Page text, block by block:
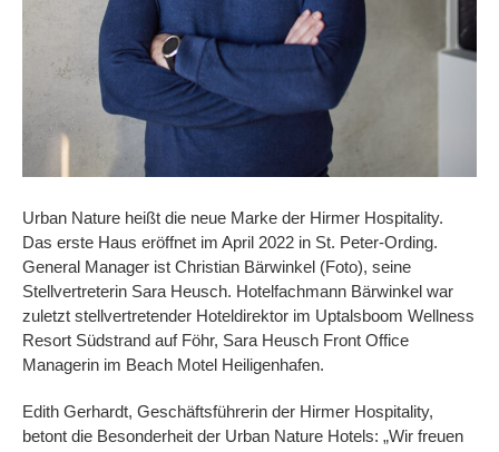
Urban Nature heißt die neue Marke der Hirmer Hospitality.
Das erste Haus eröffnet im April 2022 in St. Peter-Ording.
General Manager ist Christian Bärwinkel (Foto), seine
Stellvertreterin Sara Heusch. Hotelfachmann Bärwinkel war
zuletzt stellvertretender Hoteldirektor im Uptalsboom Wellness
Resort Südstrand auf Föhr, Sara Heusch Front Office
Managerin im Beach Motel Heiligenhafen.
Edith Gerhardt, Geschäftsführerin der Hirmer Hospitality,
betont die Besonderheit der Urban Nature Hotels: „Wir freuen